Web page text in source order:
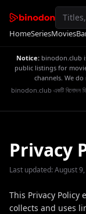
HomeSeriesMovies
Notice:binodon.club
public listings for
channels. We
binodon.club একটি বিনোদন
Privacy
Last updated: August
This Privacy Policy
collects and uses